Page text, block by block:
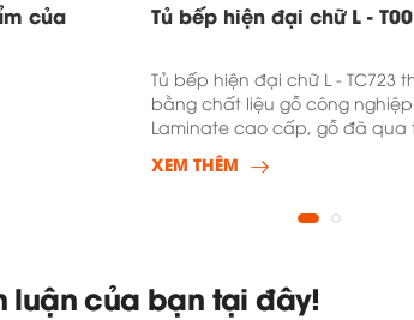
của
Tủ bếp hiện đại chữ L -
Tủ bếp hiện đại chữ L - TC723
bằng chất liệu gỗ công nghiệp
Laminate cao cấp, gỗ đã qua
chống cong vênh và
XEM THÊM
luận của bạn tại đây!